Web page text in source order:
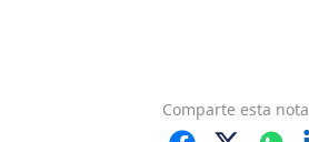
Comparte esta nota